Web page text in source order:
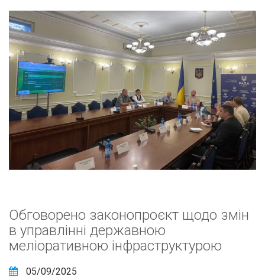
Обговорено законопроєкт щодо змін
в управлінні державною
меліоративною інфраструктурою
05/09/2025